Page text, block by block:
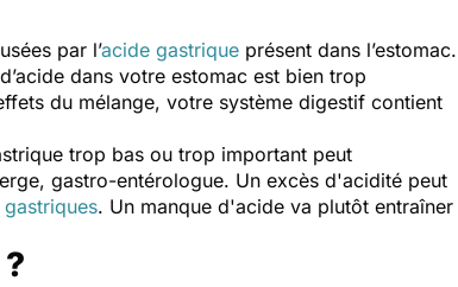
par l’acide gastrique présent dans l’estomac.
dans votre estomac est bien trop
du mélange, votre système digestif contient
trop bas ou trop important peut
gastro-entérologue. Un excès d'acidité peut
. Un manque d'acide va plutôt entraîner